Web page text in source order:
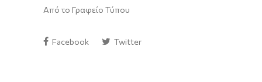
Από το Γραφείο Τύπου
Facebook Twitter